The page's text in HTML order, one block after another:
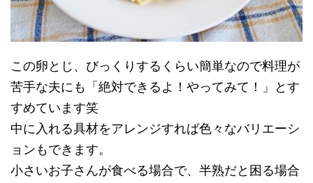
この卵とじ、びっくりするくらい簡単なので料理が
苦手な夫にも「絶対できるよ！やってみて！」とす
すめています笑
中に入れる具材をアレンジすれば色々なバリエーシ
ョンもできます。
小さいお子さんが食べる場合で、半熟だと困る場合